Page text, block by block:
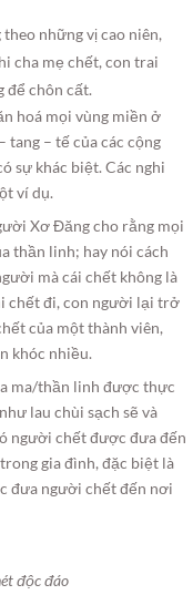
những vị cao niên,
cha mẹ chết, con trai
để chôn cất.
hoá mọi vùng miền ở
tang – tế của các cộng
sự khác biệt. Các nghi
ví dụ.
Xơ Đăng cho rằng mọi
thần linh; hay nói cách
mà cái chết không là
chết đi, con người lại trở
của một thành viên,
khóc nhiều.
ma/thần linh được thực
lau chùi sạch sẽ và
người chết được đưa đến
gia đình, đặc biệt là
đưa người chết đến nơi
độc đáo